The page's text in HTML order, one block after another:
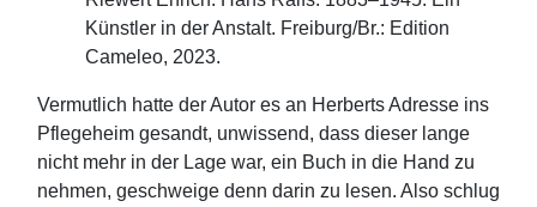
Künstler in der Anstalt. Freiburg/Br.: Edition
Cameleo, 2023.
Vermutlich hatte der Autor es an Herberts Adresse ins
Pflegeheim gesandt, unwissend, dass dieser lange
nicht mehr in der Lage war, ein Buch in die Hand zu
nehmen, geschweige denn darin zu lesen. Also schlug